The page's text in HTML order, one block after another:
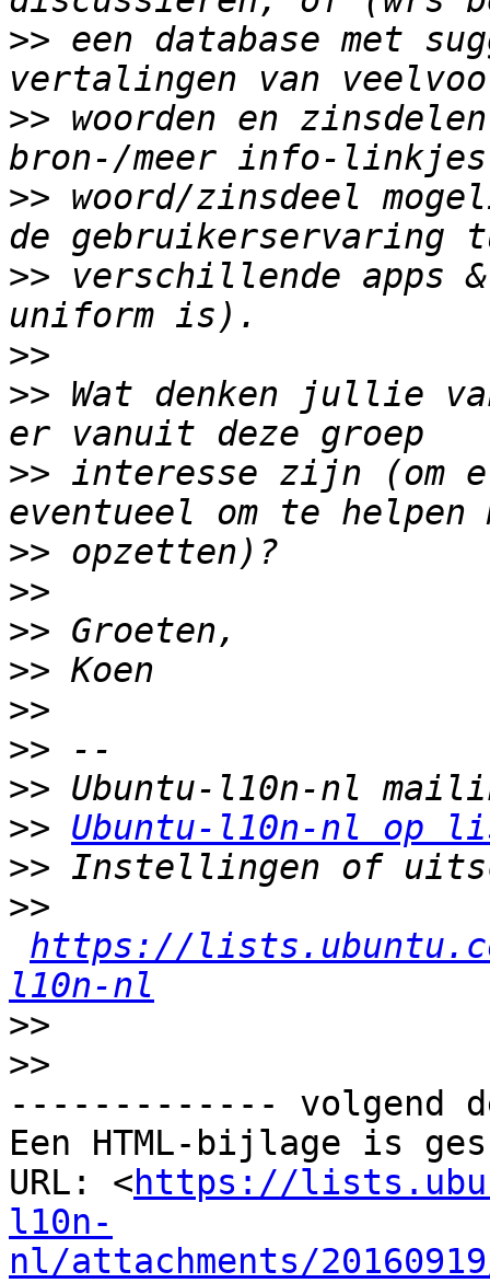
>> een database met
>> woorden en
>> woord/zinsdeel
>> verschillende apps
>>
>> Wat denken jullie
>> interesse zijn (om
>>
>>
>>
>>
>>
>>
>>
>> Ubuntu-l10n-nl op
>>
>>
https://
l10n-nl
>>
>>
------------- volgend
Een HTML-bijlage is
URL: <https://
l10n-
nl/attachments/